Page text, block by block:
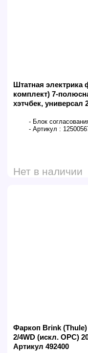
Штатная электрика
комплект) 7-
хэтчбек, универсал
- Блок
- Артикул :
Нет в наличии
Фаркоп Brink
2/4WD (искл. ОРС)
Артикул 492400